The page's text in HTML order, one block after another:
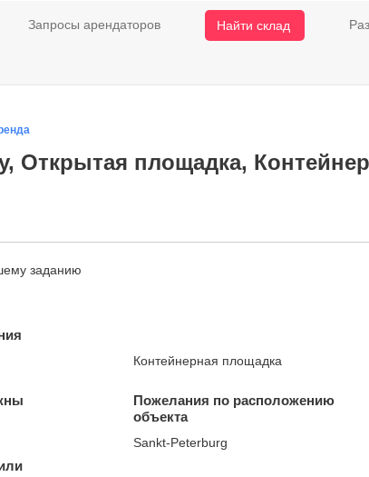
Запросы арендаторов Найти склад
Открытая площадка,
заданию
Контейнерная площадка
Пожелания по расположению
объекта
Sankt-Peterburg